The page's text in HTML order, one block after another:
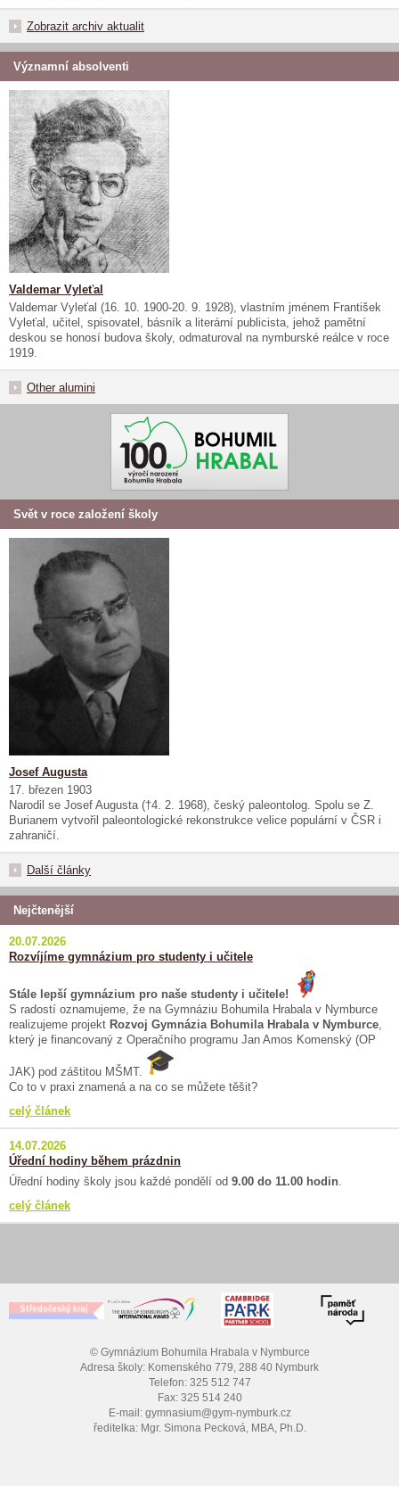
Zobrazit archiv aktualit
Významní absolventi
Valdemar Vyleťal
Valdemar Vyleťal (16. 10. 1900-20. 9. 1928), vlastním jménem František
Vyleťal, učitel, spisovatel, básník a literární publicista, jehož pamětní
deskou se honosí budova školy, odmaturoval na nymburské reálce v roce
1919.
Other alumini
Svět v roce založení školy
Josef Augusta
17. březen 1903
Narodil se Josef Augusta (†4. 2. 1968), český paleontolog. Spolu se Z.
Burianem vytvořil paleontologické rekonstrukce velice populární v ČSR i
zahraničí.
Další články
Nejčtenější
20.07.2026
Rozvíjíme gymnázium pro studenty i učitele
Stále lepší gymnázium pro naše studenty i učitele!
S radostí oznamujeme, že na Gymnáziu Bohumila Hrabala v Nymburce
realizujeme projekt Rozvoj Gymnázia Bohumila Hrabala v Nymburce,
který je financovaný z Operačního programu Jan Amos Komenský (OP
JAK) pod záštitou MŠMT.
Co to v praxi znamená a na co se můžete těšit?
celý článek
14.07.2026
Úřední hodiny během prázdnin
Úřední hodiny školy jsou každé pondělí od 9.00 do 11.00 hodin.
celý článek
© Gymnázium Bohumila Hrabala v Nymburce
Adresa školy: Komenského 779, 288 40 Nymburk
Telefon: 325 512 747
Fax: 325 514 240
E-mail: gymnasium@gym-nymburk.cz
ředitelka: Mgr. Simona Pecková, MBA, Ph.D.